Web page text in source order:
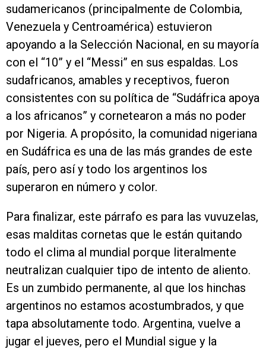
sudamericanos (principalmente de Colombia,
Venezuela y Centroamérica) estuvieron
apoyando a la Selección Nacional, en su mayoría
con el “10” y el “Messi” en sus espaldas. Los
sudafricanos, amables y receptivos, fueron
consistentes con su política de “Sudáfrica apoya
a los africanos” y cornetearon a más no poder
por Nigeria. A propósito, la comunidad nigeriana
en Sudáfrica es una de las más grandes de este
país, pero así y todo los argentinos los
superaron en número y color.
Para finalizar, este párrafo es para las vuvuzelas,
esas malditas cornetas que le están quitando
todo el clima al mundial porque literalmente
neutralizan cualquier tipo de intento de aliento.
Es un zumbido permanente, al que los hinchas
argentinos no estamos acostumbrados, y que
tapa absolutamente todo. Argentina, vuelve a
jugar el jueves, pero el Mundial sigue y la